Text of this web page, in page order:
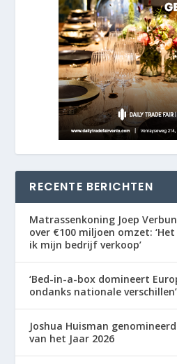
RECENTE BERICHTEN
Matrassenkoning Joep
over €100 miljoen omzet:
ik mijn bedrijf verkoop’
‘Bed-in-a-box domineert
ondanks nationale verschillen’
Joshua Huisman
van het Jaar 2026